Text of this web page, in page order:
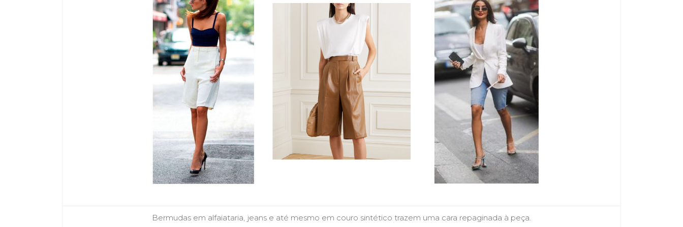
Bermudas em alfaiataria, jeans e até mesmo em couro sintético trazem uma cara repaginada à peça.